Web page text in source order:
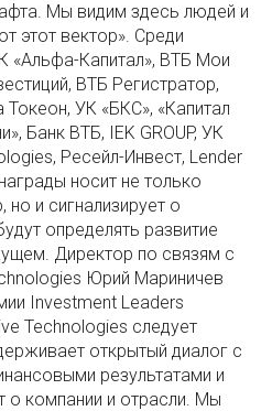
Мы видим здесь людей и
этот вектор». Среди
«Альфа-Капитал», ВТБ Мои
ВТБ Регистратор,
УК «БКС», «Капитал
Банк ВТБ, IEK GROUP, УК
Ресейл-Инвест, Lender
носит не только
но и сигнализирует о
определять развитие
Директор по связям с
Юрий Мариничев
Investment Leaders
Technologies следует
открытый диалог с
результатами и
о компании и отрасли. Мы